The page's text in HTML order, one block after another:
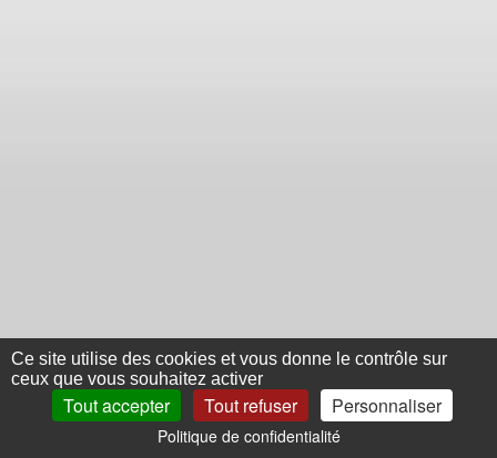
Ce site utilise des cookies et vous donne le contrôle sur
ceux que vous souhaitez activer
Tout accepter Tout refuser Personnaliser
Politique de confidentialité